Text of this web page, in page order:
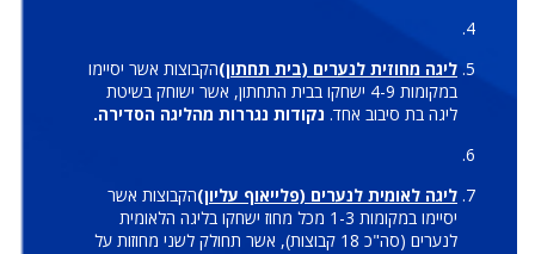
ליגה מחוזית לנערים (בית תחתון)הקבוצות אשר יסיימו
במקומות 4-9 ישחקו בבית התחתון, אשר ישוחק בשיטת
ליגה בת סיבוב אחד. נקודות נגררות מהליגה הסדירה.
ליגה לאומית לנערים (פלייאוף עליון)הקבוצות אשר
יסיימו במקומות 1-3 מכל מחוז ישחקו בליגה הלאומית
לנערים (סה"כ 18 קבוצות), אשר תחולק לשני מחוזות על